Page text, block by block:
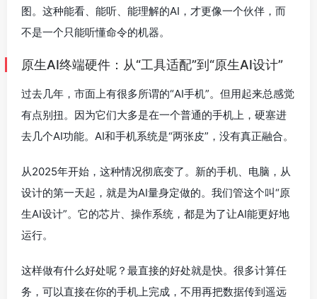
图。这种能看、能听、能理解的AI，才更像一个伙伴，而
不是一个只能听懂命令的机器。
原生AI终端硬件：从“工具适配”到“原生AI设计”
过去几年，市面上有很多所谓的“AI手机”。但用起来总感觉
有点别扭。因为它们大多是在一个普通的手机上，硬塞进
去几个AI功能。AI和手机系统是“两张皮”，没有真正融合。
从2025年开始，这种情况彻底变了。新的手机、电脑，从
设计的第一天起，就是为AI量身定做的。我们管这个叫“原
生AI设计”。它的芯片、操作系统，都是为了让AI能更好地
运行。
这样做有什么好处呢？最直接的好处就是快。很多计算任
务，可以直接在你的手机上完成，不用再把数据传到遥远